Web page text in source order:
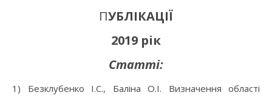
ПУБЛІКАЦІЇ
2019 рік
Статті:
1) Безклубенко І.С., Баліна О.І. Визначення області